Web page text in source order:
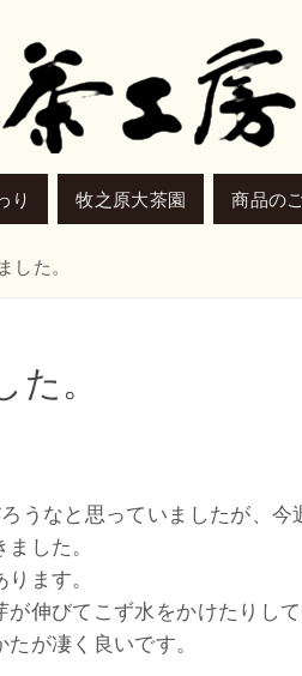
り 牧之原大茶園 商品の
した。
。
うなと思っていましたが、今
した。
ます。
伸びてこず水をかけたりし
が凄く良いです。